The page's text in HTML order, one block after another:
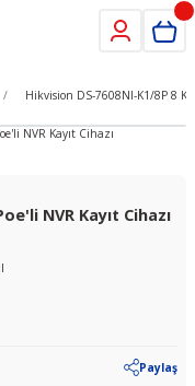
Hikvision DS-7608NI-K1/8P 8
NVR Kayıt Cihazı
Paylaş